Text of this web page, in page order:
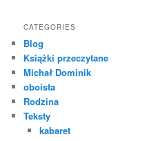
CATEGORIES
Blog
Książki przeczytane
Michał Dominik
oboista
Rodzina
Teksty
kabaret